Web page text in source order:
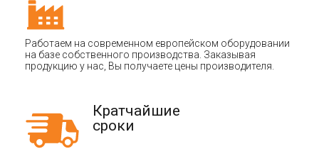
Работаем на современном европейском оборудовании
на базе собственного производства. Заказывая
продукцию у нас, Вы получаете цены производителя.
Кратчайшие
сроки